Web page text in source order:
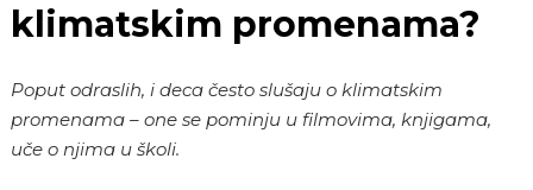
klimatskim promenama?
Poput odraslih, i deca često slušaju o klimatskim
promenama – one se pominju u filmovima, knjigama,
uče o njima u školi.